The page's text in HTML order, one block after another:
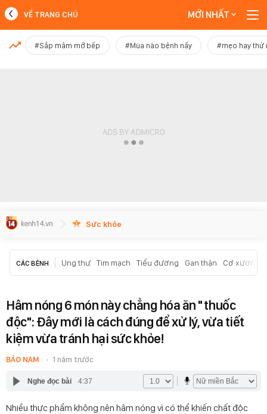
MỚI NHẤT
VỀ TRANG CHỦ MỚI NHẤT
#Sắp mâm mở bếp #Mùa nào bệnh nấy #mẹo hay thử
Sức khỏe
CÁC BỆNH Ung thư Tim mạch Tiểu đường Gan thận Cơ xương
Hâm nóng 6 món này chẳng hóa ăn "thuốc
độc": Đây mới là cách đúng để xử lý, vừa tiết
kiệm vừa tránh hại sức khỏe!
BẢO NAM 1 năm trước
Nghe đọc bài 4:37
Nhiều thực phẩm không nên hâm nóng vì có thể khiến chất độc